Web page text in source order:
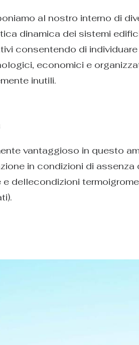
al nostro interno di
dinamica dei sistemi
consentendo di
economici e
inutili.
vantaggioso in questo
in condizioni di
dellecondizioni